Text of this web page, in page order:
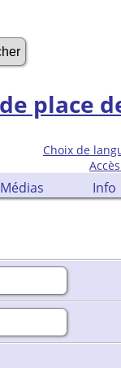
Choix de
Médias Info